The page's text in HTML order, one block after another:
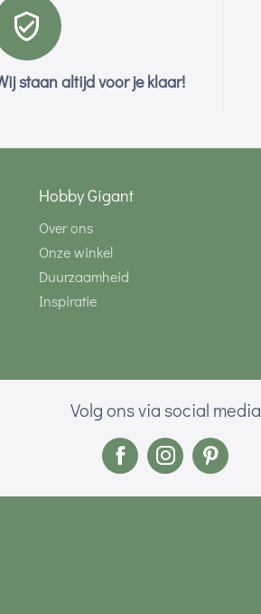
staan altijd voor je klaar!
Hobby Gigant
Over ons
Onze winkel
Duurzaamheid
Inspiratie
Volg ons via social media